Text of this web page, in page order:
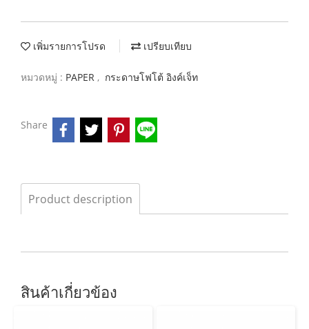
เพิ่มรายการโปรด เปรียบเทียบ
หมวดหมู่ : PAPER , กระดาษโฟโต้ อิงค์เจ็ท
Share
Product description
สินค้าเกี่ยวข้อง